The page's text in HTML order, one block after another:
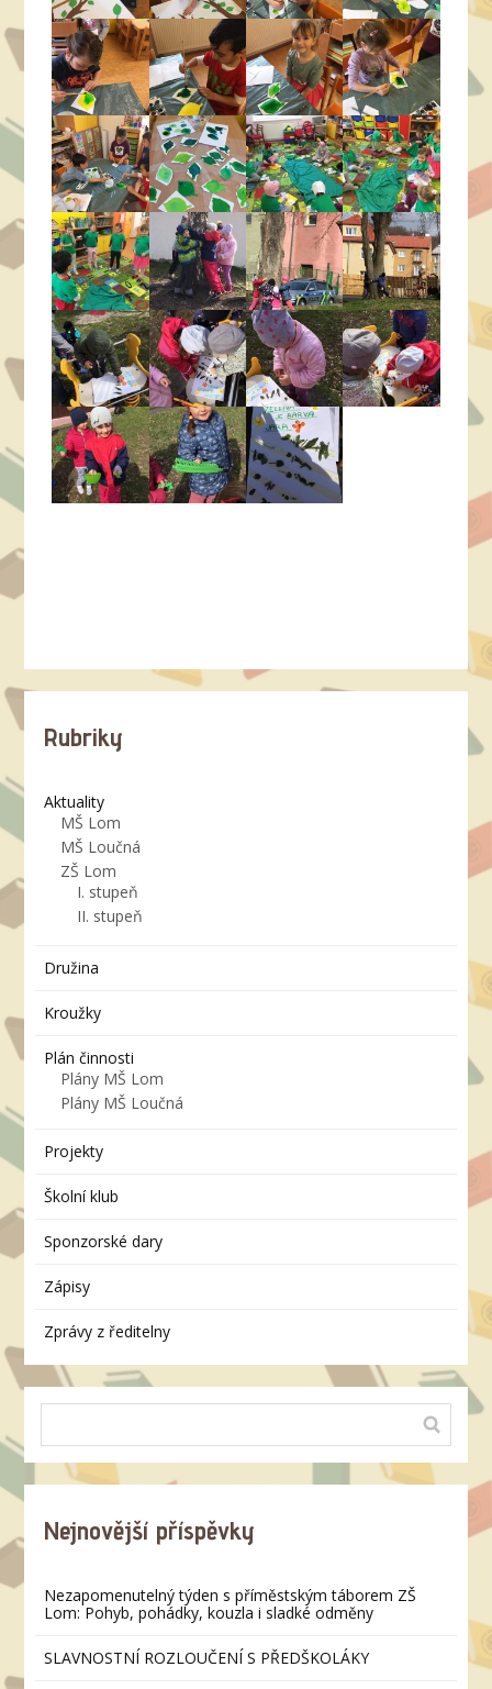
Rubriky
Aktuality
MŠ Lom
MŠ Loučná
ZŠ Lom
I. stupeň
II. stupeň
Družina
Kroužky
Plán činnosti
Plány MŠ Lom
Plány MŠ Loučná
Projekty
Školní klub
Sponzorské dary
Zápisy
Zprávy z ředitelny
Nejnovější příspěvky
Nezapomenutelný týden s příměstským táborem ZŠ
Lom: Pohyb, pohádky, kouzla i sladké odměny
SLAVNOSTNÍ ROZLOUČENÍ S PŘEDŠKOLÁKY